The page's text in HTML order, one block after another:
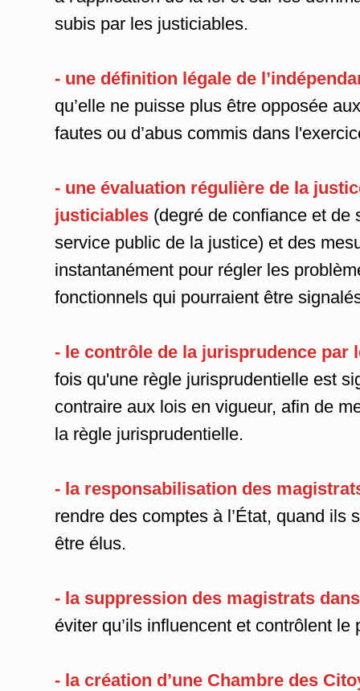
subis par les justiciables.
- une définition légale de
qu’elle ne puisse plus être opposée
fautes ou d’abus commis dans
- une évaluation régulière de la
justiciables (degré de confiance et de
service public de la justice) et des
instantanément pour régler les
fonctionnels qui pourraient être
- le contrôle de la jurisprudence par
fois qu'une règle jurisprudentielle est
contraire aux lois en vigueur, afin de
la règle jurisprudentielle.
- la responsabilisation des
rendre des comptes à l’État, quand ils
être élus.
- la suppression des magistrats
éviter qu’ils influencent et contrôlent le
- la création d’une Chambre des